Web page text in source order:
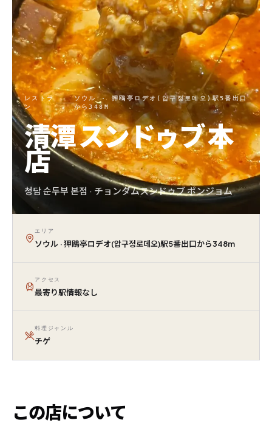
レストラ
ン
ソウル · 狎鴎亭ロデオ(압구정로데오)駅5番出口
から348M
清潭 スンドゥブ 本
店
청담 순두부 본점 · チョンダムスンドゥブ ポンジョム
エリア
ソウル · 狎鴎亭ロデオ(압구정로데오)駅5番出口から348m
アクセス
最寄り駅情報なし
料理ジャンル
チゲ
この店について